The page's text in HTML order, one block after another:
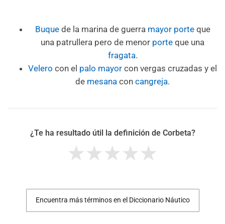
Buquede la marina de guerra mayor porteque
una patrullera pero de menor porte que una
fragata.
Velero con el palo mayor con vergas cruzadas y el
de mesana con cangreja.
¿Te ha resultado útil la definición de Corbeta?
Encuentra más términos en el Diccionario Náutico